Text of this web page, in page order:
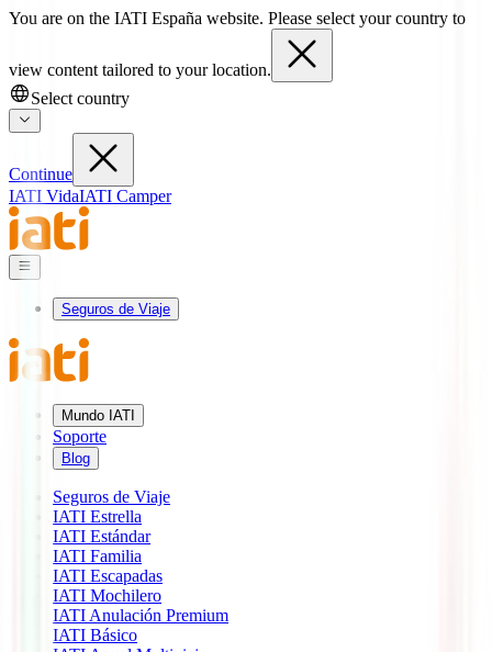
You are on the IATI España website. Please select your country to
view content tailored to your location.
Select country
Continue
IATI VidaIATI Camper
Seguros de Viaje
Mundo IATI
Soporte
Blog
Seguros de Viaje
IATI Estrella
IATI Estándar
IATI Familia
IATI Escapadas
IATI Mochilero
IATI Anulación Premium
IATI Básico